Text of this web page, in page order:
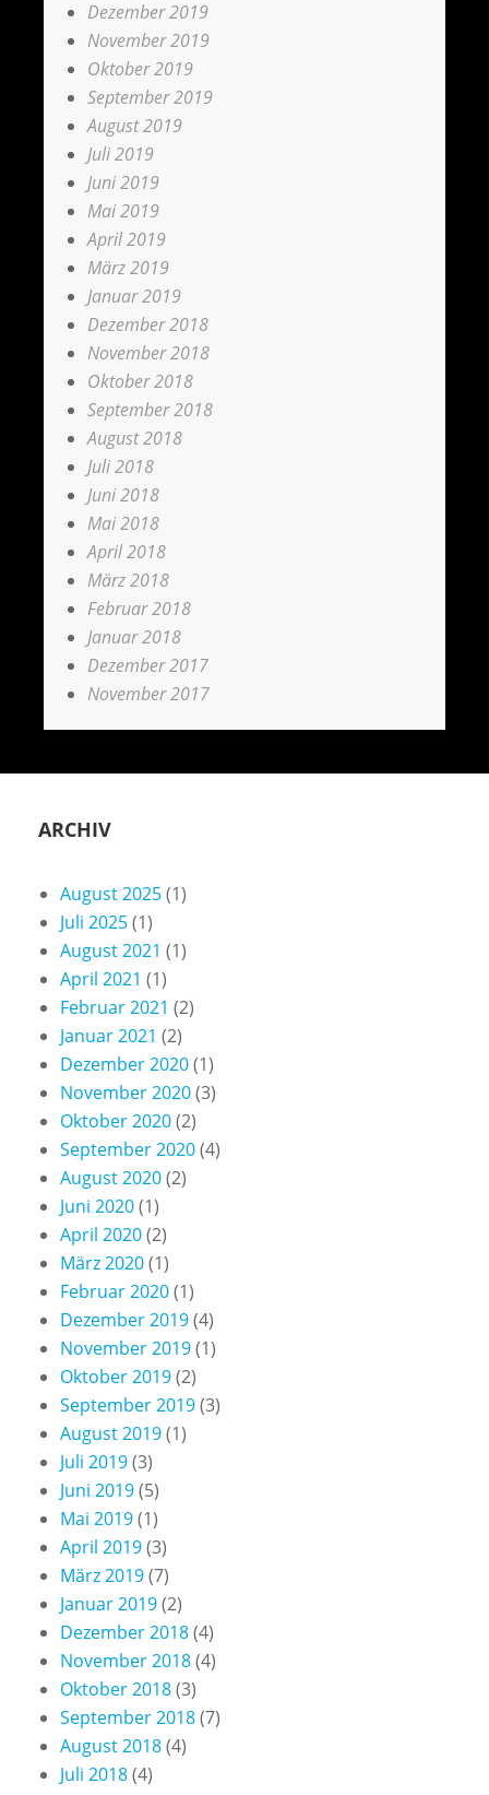
Dezember 2019
November 2019
Oktober 2019
September 2019
August 2019
Juli 2019
Juni 2019
Mai 2019
April 2019
März 2019
Januar 2019
Dezember 2018
November 2018
Oktober 2018
September 2018
August 2018
Juli 2018
Juni 2018
Mai 2018
April 2018
März 2018
Februar 2018
Januar 2018
Dezember 2017
November 2017
ARCHIV
August 2025(1)
Juli 2025(1)
August 2021 (1)
April 2021 (1)
Februar 2021 (2)
Januar 2021 (2)
Dezember 2020(1)
November 2020(3)
Oktober 2020(2)
September 2020(4)
August 2020(2)
Juni 2020(1)
April 2020(2)
März 2020(1)
Februar 2020(1)
Dezember 2019(4)
November 2019(1)
Oktober 2019(2)
September 2019(3)
August 2019(1)
Juli 2019(3)
Juni 2019(5)
Mai 2019(1)
April 2019(3)
März 2019(7)
Januar 2019(2)
Dezember 2018(4)
November 2018(4)
Oktober 2018(3)
September 2018(7)
August 2018(4)
Juli 2018(4)